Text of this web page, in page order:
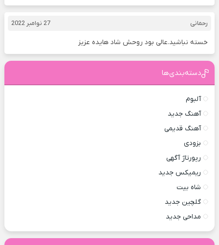
رحمانی 27 نوامبر 2022
خسته نباشید.عالی بود روحش شاد هایده عزیز
دسته‌بندی‌ها
آلبوم
آهنگ جدید
آهنگ قدیمی
بزودی
رپورتاژ آگهی
ریمیکس جدید
شاه بیت
گلچین جدید
مداحی جدید